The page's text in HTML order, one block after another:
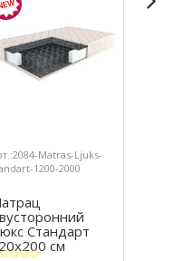
Matras-Ljuks-
1200-2000
Стандарт
см